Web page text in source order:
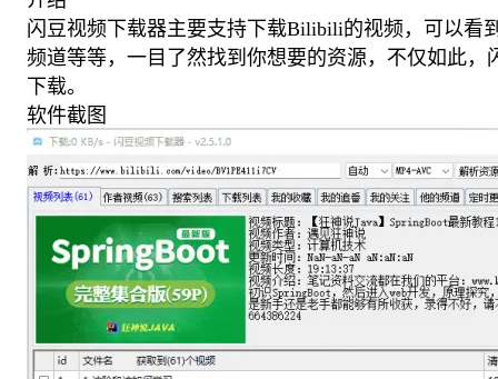
闪豆视频下载器主要支持下载Bilibili的视频，可以看
频道等等，一目了然找到你想要的资源，不仅如此，
下载。
软件截图